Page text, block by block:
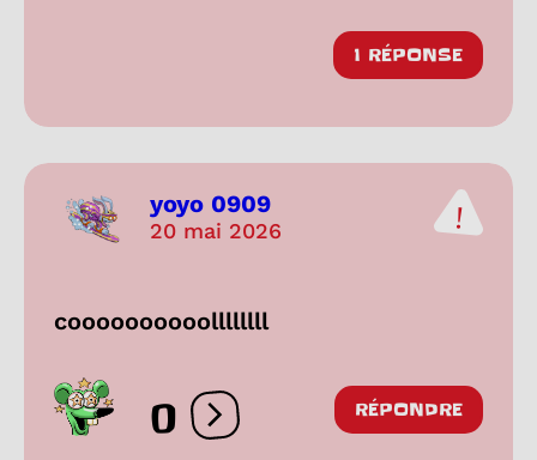
1 RÉPONSE
yoyo 0909
20 mai 2026
coooooooooollllllll
0 Ouvrir les réactions
RÉPONDRE